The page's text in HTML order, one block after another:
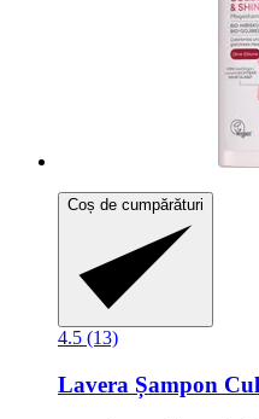
Coș de cumpărături
4.5 (13)
Lavera Șampon